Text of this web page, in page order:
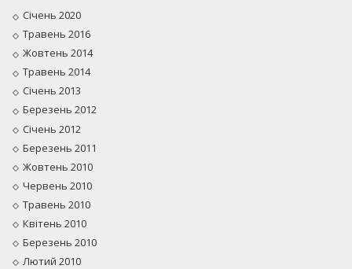
Січень 2020
Травень 2016
Жовтень 2014
Травень 2014
Січень 2013
Березень 2012
Січень 2012
Березень 2011
Жовтень 2010
Червень 2010
Травень 2010
Квітень 2010
Березень 2010
Лютий 2010